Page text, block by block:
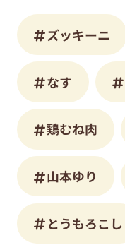
ズッキーニ
なす
鶏むね肉
山本ゆり
とうもろこし